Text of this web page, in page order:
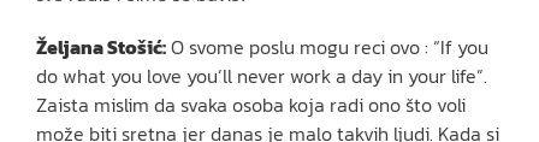
Željana Stošić:O svome poslu mogu reci ovo : “If you
do what you love you’ll never work a day in your life”.
Zaista mislim da svaka osoba koja radi ono što voli
može biti sretna jer danas je malo takvih ljudi. Kada si